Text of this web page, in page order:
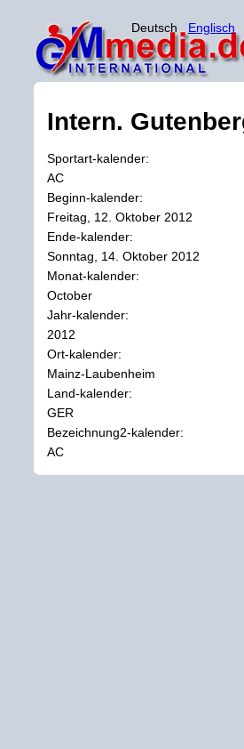
Deutsch Englisch
Intern.
Sportart-kalender:
AC
Beginn-kalender:
Freitag, 12. Oktober 2012
Ende-kalender:
Sonntag, 14. Oktober 2012
Monat-kalender:
October
Jahr-kalender:
2012
Ort-kalender:
Mainz-Laubenheim
Land-kalender:
GER
Bezeichnung2-kalender:
AC